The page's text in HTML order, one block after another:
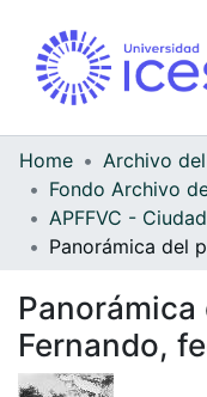
Home
Panorámica
Fernando,